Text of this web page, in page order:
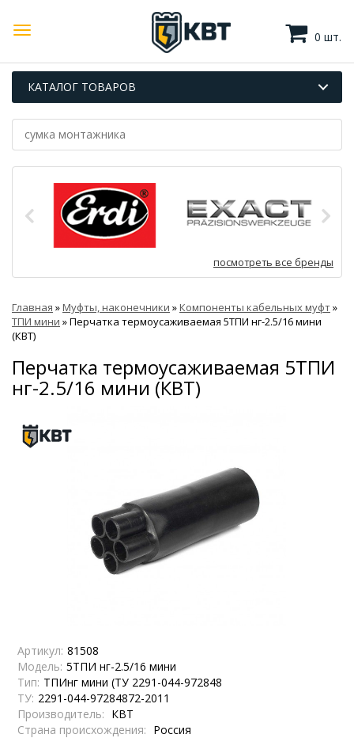
0 шт.
КАТАЛОГ ТОВАРОВ
посмотреть все бренды
Главная »Муфты, наконечники »Компоненты кабельных муфт»
ТПИ мини »Перчатка термоусаживаемая 5ТПИ нг-2.5/16 мини
(КВТ)
Перчатка термоусаживаемая 5ТПИ
нг-2.5/16 мини (КВТ)
Артикул: 81508
Модель: 5ТПИ нг-2.5/16 мини
Тип: ТПИнг мини (ТУ 2291-044-972848
ТУ: 2291-044-97284872-2011
Производитель: КВТ
Страна происхождения: Россия